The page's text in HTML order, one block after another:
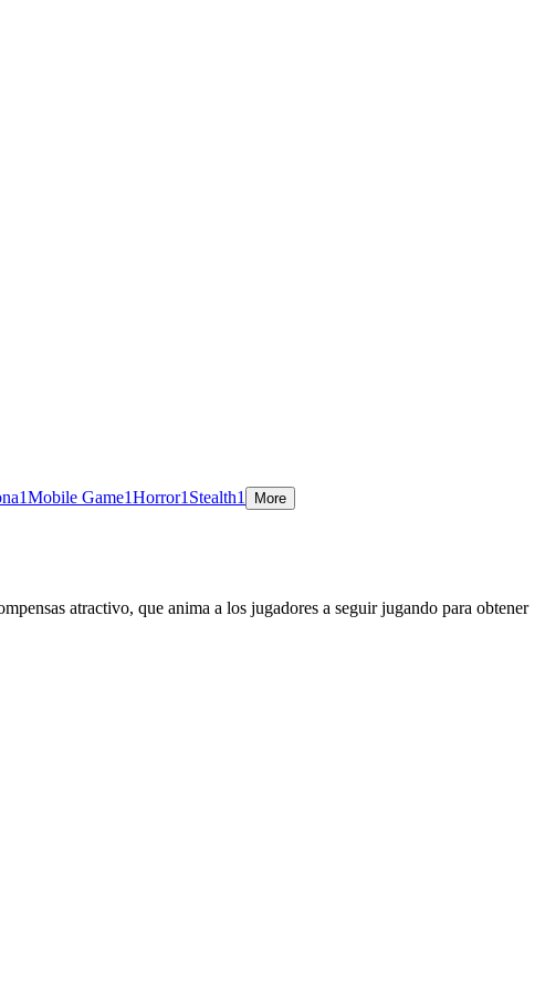
1Mobile Game1Horror1Stealth1 More
atractivo, que anima a los jugadores a seguir jugando para obtener